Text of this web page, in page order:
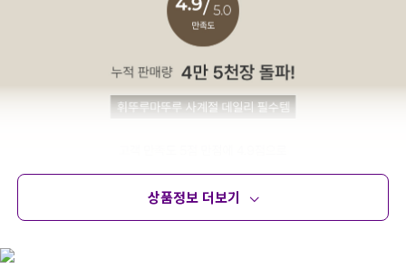
상품정보 더보기